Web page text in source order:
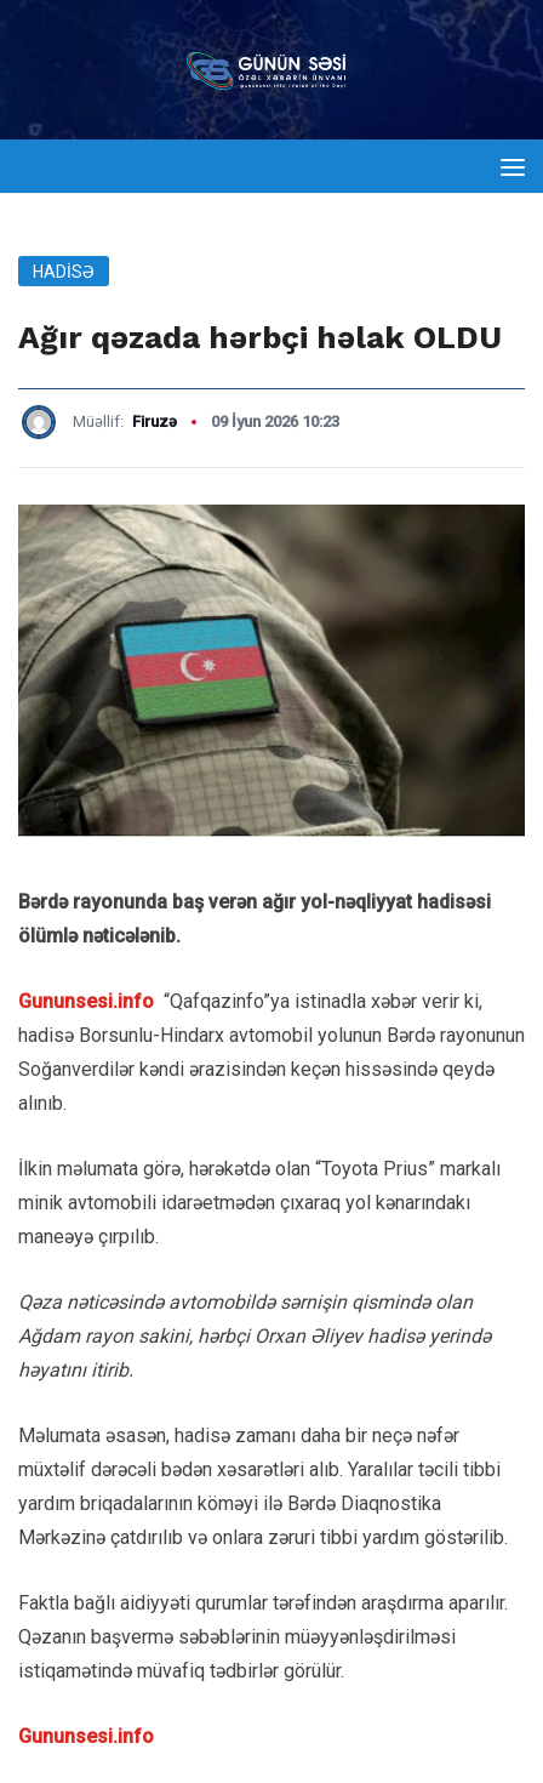
HADISƏ
Ağır qəzada hərbçi həlak OLDU
Müəllif: Firuzə 09 İyun 2026 10:23
Bərdə rayonunda baş verən ağır yol-nəqliyyat hadisəsi
ölümlə nəticələnib.
Gununsesi.info “Qafqazinfo”ya istinadla xəbər verir ki,
hadisə Borsunlu-Hindarx avtomobil yolunun Bərdə rayonunun
Soğanverdilər kəndi ərazisindən keçən hissəsində qeydə
alınıb.
İlkin məlumata görə, hərəkətdə olan “Toyota Prius” markalı
minik avtomobili idarəetmədən çıxaraq yol kənarındakı
maneəyə çırpılıb.
Qəza nəticəsində avtomobildə sərnişin qismində olan
Ağdam rayon sakini, hərbçi Orxan Əliyev hadisə yerində
həyatını itirib.
Məlumata əsasən, hadisə zamanı daha bir neçə nəfər
müxtəlif dərəcəli bədən xəsarətləri alıb. Yaralılar təcili tibbi
yardım briqadalarının köməyi ilə Bərdə Diaqnostika
Mərkəzinə çatdırılıb və onlara zəruri tibbi yardım göstərilib.
Faktla bağlı aidiyyəti qurumlar tərəfindən araşdırma aparılır.
Qəzanın başvermə səbəblərinin müəyyənləşdirilməsi
istiqamətində müvafiq tədbirlər görülür.
Gununsesi.info